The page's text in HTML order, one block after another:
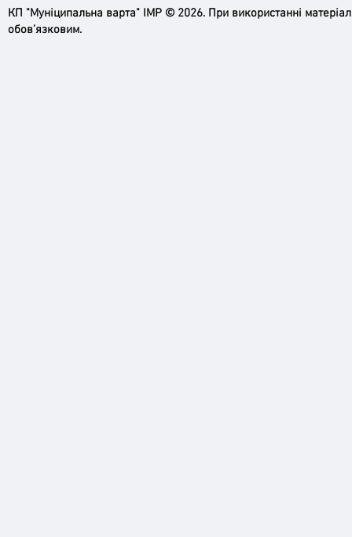
КП "Муніципальна варта" ІМР © 2026. При використанні
обов’язковим.